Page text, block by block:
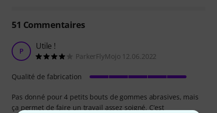
51 Commentaires
P Utile !
ParkerFlyMojo 12.06.2022
Pas donné pour 4 petits bouts de gommes abrasives, mais
ça permet de faire un travail assez soigné. C’est
Qualité de fabrication